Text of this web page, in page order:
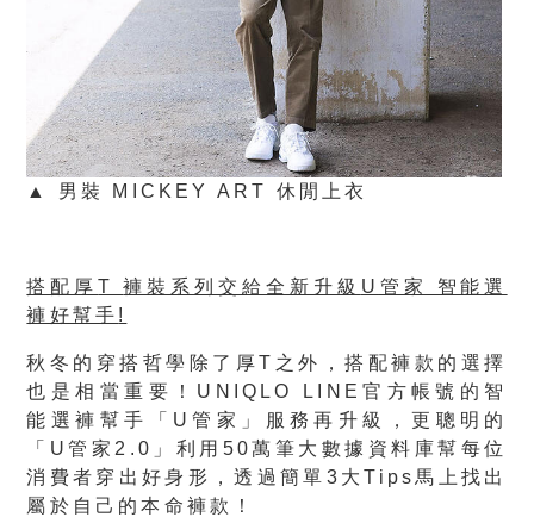
▲ 男裝 MICKEY ART 休閒上衣
搭配厚T褲裝系列交給全新升級 U 管家 智能選
褲好幫手 !
秋冬的穿搭哲學除了厚T之外，搭配褲款的選擇
也是相當重要！UNIQLO LINE官方帳號的智
能選褲幫手「U管家」服務再升級，更聰明的
「U管家2.0」利用50萬筆大數據資料庫幫每位
消費者穿出好身形，透過簡單3大Tips馬上找出
屬於自己的本命褲款！